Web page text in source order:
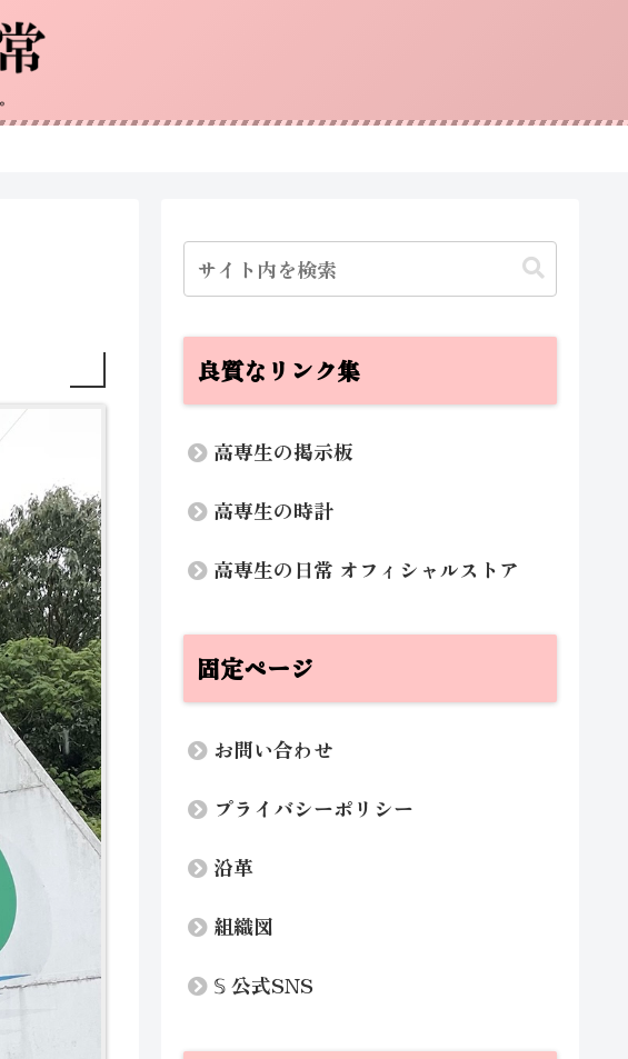
良質なリンク集
高専生の掲示板
高専生の時計
高専生の日常 オフィシャルストア
固定ページ
お問い合わせ
プライバシーポリシー
沿革
組織図
𝕊 公式SNS